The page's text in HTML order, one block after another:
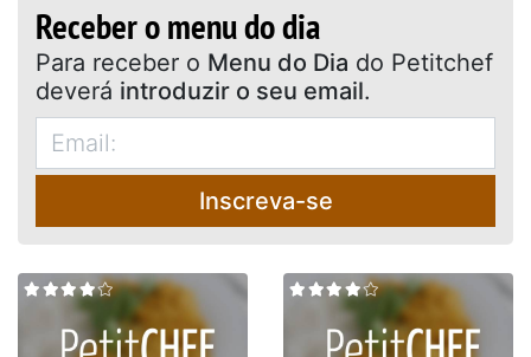
Receber o menu do dia
Para receber o Menu do Dia do Petitchef
deverá introduzir o seu email.
Inscreva-se